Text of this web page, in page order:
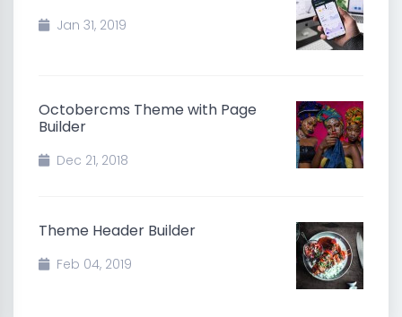
Jan 31, 2019
Octobercms Theme with Page
Builder
Dec 21, 2018
Theme Header Builder
Feb 04, 2019